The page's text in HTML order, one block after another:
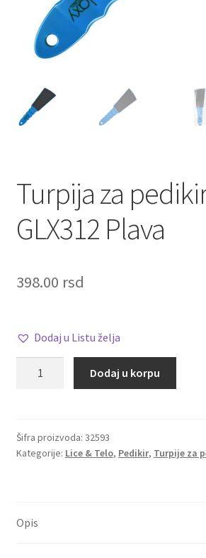
Turpija za pedikir
GLX312 Plava
398.00 rsd
Dodaj u Listu želja
GLX312
Plava
Dodaj u korpu
Šifra proizvoda: 32593
Kategorije: Lice & Telo, Pedikir, Turpije za
Opis